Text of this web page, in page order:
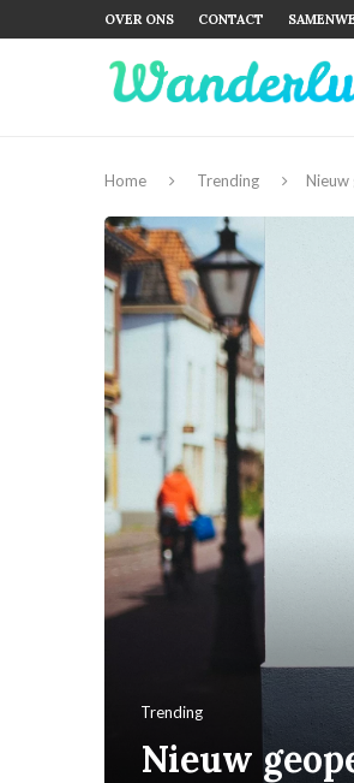
OVER ONS CONTACT
Home Trending Nieuw
Trending
Nieuw